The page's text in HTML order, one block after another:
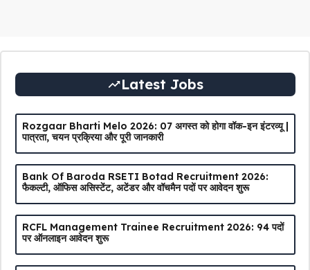
Latest Jobs
Rozgaar Bharti Melo 2026: 07 अगस्त को होगा वॉक-इन इंटरव्यू |
पात्रता, चयन प्रक्रिया और पूरी जानकारी
Bank Of Baroda RSETI Botad Recruitment 2026:
फैकल्टी, ऑफिस असिस्टेंट, अटेंडर और वॉचमैन पदों पर आवेदन शुरू
RCFL Management Trainee Recruitment 2026: 94 पदों
पर ऑनलाइन आवेदन शुरू